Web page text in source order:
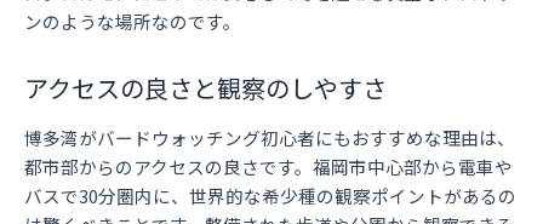
ンのような場所なのです。
アクセスの良さと観察のしやすさ
博多湾がバードウォッチング初心者にもおすすめな理由は、
都市部からのアクセスの良さです。福岡市中心部から電車や
バスで30分圏内に、世界的な希少種の観察ポイントがあるの